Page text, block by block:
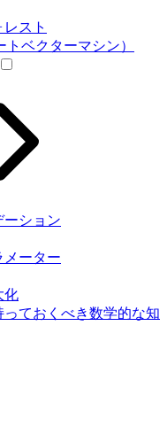
スト
トベクターマシン）
ーション
メーター
化
ておくべき数学的な知